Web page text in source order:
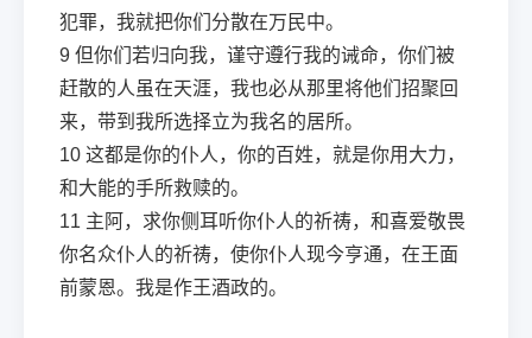
犯罪，我就把你们分散在万民中。
9 但你们若归向我，谨守遵行我的诫命，你们被
赶散的人虽在天涯，我也必从那里将他们招聚回
来，带到我所选择立为我名的居所。
10 这都是你的仆人，你的百姓，就是你用大力，
和大能的手所救赎的。
11 主阿，求你侧耳听你仆人的祈祷，和喜爱敬畏
你名众仆人的祈祷，使你仆人现今亨通，在王面
前蒙恩。我是作王酒政的。